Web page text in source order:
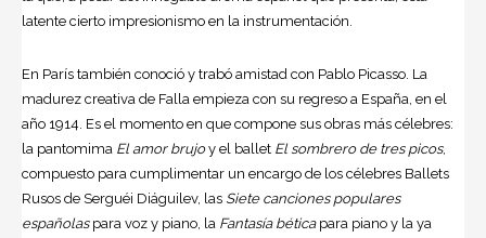
latente cierto impresionismo en la instrumentación.
En París también conoció y trabó amistad con Pablo Picasso. La
madurez creativa de Falla empieza con su regreso a España, en el
año 1914. Es el momento en que compone sus obras más célebres:
la pantomima El amor brujoy el ballet El sombrero de tres picos,
compuesto para cumplimentar un encargo de los célebres Ballets
Rusos de Serguéi Diáguilev, las Siete canciones populares
españolaspara voz y piano, la Fantasía béticapara piano y la ya